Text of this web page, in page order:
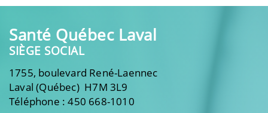
Santé Québec Laval
SIÈGE SOCIAL
1755, boulevard René-Laennec
Laval (Québec) H7M 3L9
Téléphone : 450 668-1010